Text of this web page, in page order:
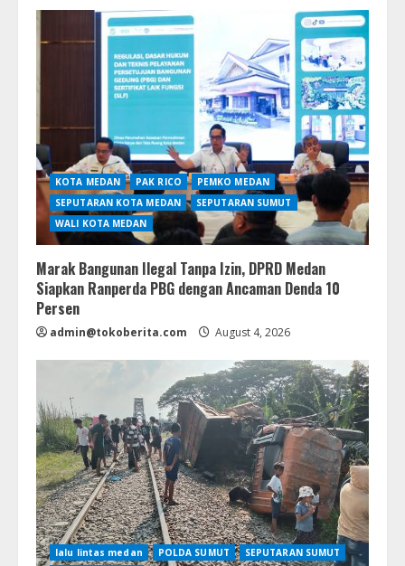
KOTA MEDAN PAK RICO
PEMKO MEDAN
SEPUTARAN KOTA MEDAN
SEPUTARAN SUMUT
WALI KOTA MEDAN
Marak Bangunan Ilegal Tanpa Izin, DPRD Medan
Siapkan Ranperda PBG dengan Ancaman Denda 10
Persen
admin@tokoberita.com August 4, 2026
lalu lintas medan POLDA SUMUT
SEPUTARAN SUMUT